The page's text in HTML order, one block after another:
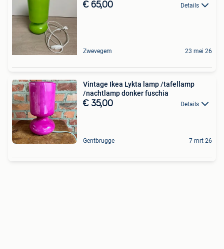
€ 65,00 Details
Zwevegem 23 mei 26
Vintage Ikea Lykta lamp /tafellamp
/nachtlamp donker fuschia
€ 35,00 Details
Gentbrugge 7 mrt 26